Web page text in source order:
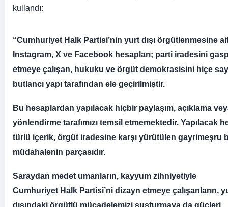
kullandı:
“Cumhuriyet Halk Partisi’nin yurt dışı örgütlenmesine
Instagram, X ve Facebook hesapları; parti iradesini
etmeye çalışan, hukuku ve örgüt demokrasisini hiçe
butlancı yapı tarafından ele geçirilmiştir.
Bu hesaplardan yapılacak hiçbir paylaşım, açıklama
yönlendirme tarafımızı temsil etmemektedir. Yapılacak
türlü içerik, örgüt iradesine karşı yürütülen gayrimeşru
müdahalenin parçasıdır.
Saraydan medet umanların, kayyum zihniyetiyle
Cumhuriyet Halk Partisi’ni dizayn etmeye çalışanların,
dışındaki örgütlü mücadelemizi susturmaya da güçleri